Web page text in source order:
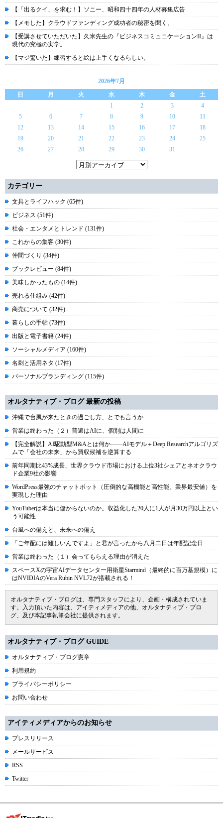
【「出るクイ」を求む！】ソニー、昭和四十四年の人材募集広告
【メモした】クラウドファンディング成功者の秘密を聞く。
【受講させていただいた】久米先生の『ビジネスコミュニケーションII』は
現代の究極の実学。
【マジ驚いた】練習すると絵は上手くなるらしい。
2026年7月
日
月 火 水 木 金
土
1
2 3
4
5
6 7 8 9 10
11
12
13 14 15 16 17
18
19
20 21 22 23 24
25
26
27 28 29 30 31
カテゴリー
文具とライフハック (65件)
ビジネス (51件)
社会・エンタメとトレンド (131件)
これからの集客 (30件)
仲間づくり (34件)
ブックレビュー (84件)
美味しかったもの (14件)
売れる仕組み (42件)
商売について (32件)
暮らしの手帖 (73件)
出版と電子書籍 (24件)
ソーシャルメディア (160件)
名刺と活用ネタ (17件)
パーソナルブランディング (115件)
オルタナティブ・ブログ 最新の投稿
沖縄で台風が来たときの過ごし方、とでも言うか
営業は終わった（２）普遍はAIに、個別は人間に
【完全解説】AI駆動型M&Aとは何か――AIモデル＋Deep Researchアルゴリズ
ムで「会社の未来」から買収候補を逆算する
前年同期比43%成長、世界クラウド市場における上位3社シェアとネオクラウ
ド企業9社の影響
WordPress最強のチャットボット（圧倒的な高機能と高性能、業界最安値）を
実現した理由
YouTuberは本当に儲からないのか。収益化した20人に1人が月30万円以上とい
う可能性
台風への備えと、未来への備え
「ご年配には難しいんですよ」と君が言ったから八月二日は年配記念日
営業は終わった（１）会ってもらえる理由が消えた
スペースXの宇宙AIデータセンター用衛星Starmind（最終的に百万基規模）に
はNVIDIAのVera Rubin NVL72が搭載される！
オルタナティブ・ブログは、専門スタッフにより、企画・構成されていま
す。入力頂いた内容は、アイティメディアの他、オルタナティブ・ブロ
グ、及び本記事執筆会社に提供されます。
オルタナティブ・ブログ GUIDE
オルタナティブ・ブログ憲章
利用規約
プライバシーポリシー
お問い合わせ
アイティメディアからのお知らせ
プレスリリース
メールサービス
RSS
Twitter